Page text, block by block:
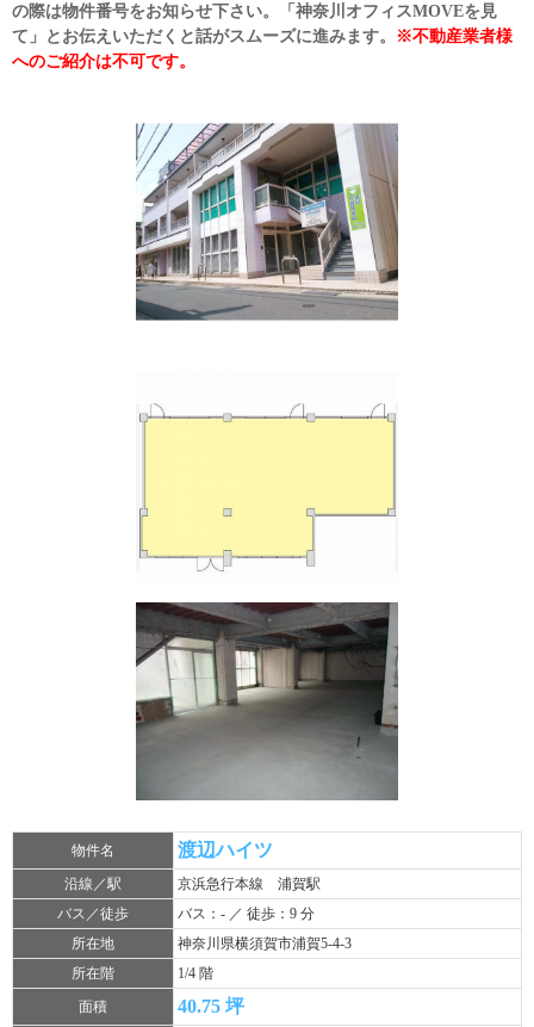
の際は物件番号をお知らせ下さい。「神奈川オフィスMOVEを見
て」とお伝えいただくと話がスムーズに進みます。
※不動産業者様
へのご紹介は不可です。
物件名 渡辺ハイツ
沿線／駅
京浜急行本線 浦賀駅
バス／徒歩
バス：- ／ 徒歩：9 分
所在地
神奈川県横須賀市浦賀5-4-3
所在階
1/4 階
面積
40.75 坪